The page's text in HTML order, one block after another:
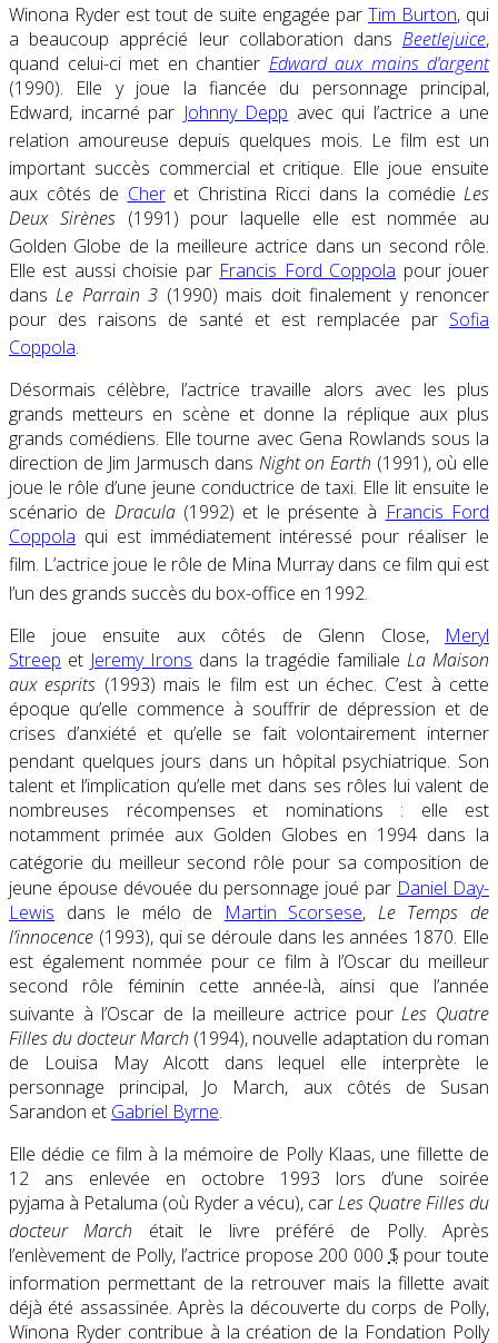
Winona Ryder est tout de suite engagée par Tim Burton, qui
a beaucoup apprécié leur collaboration dans Beetlejuice,
quand celui-ci met en chantier Edward aux mains d’argent
(1990). Elle y joue la fiancée du personnage principal,
Edward, incarné par Johnny Depp avec qui l’actrice a une
relation amoureuse depuis quelques mois. Le film est un
important succès commercial et critique. Elle joue ensuite
aux côtés de Cheret Christina Ricci dans la comédie Les
Deux Sirènes(1991) pour laquelle elle est nommée au
Golden Globe de la meilleure actrice dans un second rôle.
Elle est aussi choisie par Francis Ford Coppola pour jouer
dansLe Parrain 3 (1990) mais doit finalement y renoncer
pour des raisons de santé et est remplacée par Sofia
Coppola.
Désormais célèbre, l’actrice travaille alors avec les plus
grands metteurs en scène et donne la réplique aux plus
grands comédiens. Elle tourne avec Gena Rowlands sous la
direction de Jim Jarmusch dans Night on Earth (1991), où elle
joue le rôle d’une jeune conductrice de taxi. Elle lit ensuite le
scénario de Dracula(1992) et le présente à Francis Ford
Coppola qui est immédiatement intéressé pour réaliser le
film. L’actrice joue le rôle de Mina Murray dans ce film qui est
l’un des grands succès du box-office en 1992.
Elle joue ensuite aux côtés de Glenn Close, Meryl
Streep et Jeremy Irons dans la tragédie familiale La Maison
aux esprits (1993) mais le film est un échec. C’est à cette
époque qu’elle commence à souffrir de dépression et de
crises d’anxiété et qu’elle se fait volontairement interner
pendant quelques jours dans un hôpital psychiatrique. Son
talent et l’implication qu’elle met dans ses rôles lui valent de
nombreuses récompenses et nominations : elle est
notamment primée aux Golden Globes en 1994 dans la
catégorie du meilleur second rôle pour sa composition de
jeune épouse dévouée du personnage joué par Daniel Day-
Lewis dans le mélo de Martin Scorsese, Le Temps de
l’innocence (1993), qui se déroule dans les années 1870. Elle
est également nommée pour ce film à l’Oscar du meilleur
second rôle féminin cette année-là, ainsi que l’année
suivante à l’Oscar de la meilleure actrice pourLes Quatre
Filles du docteur March (1994), nouvelle adaptation du roman
de Louisa May Alcott dans lequel elle interprète le
personnage principal, Jo March, aux côtés de Susan
Sarandon et Gabriel Byrne.
Elle dédie ce film à la mémoire de Polly Klaas, une fillette de
12 ans enlevée en octobre 1993 lors d’une soirée
pyjama à Petaluma (où Ryder a vécu), carLes Quatre Filles du
docteur March était le livre préféré de Polly. Après
l’enlèvement de Polly, l’actrice propose 200 000 $ pour toute
information permettant de la retrouver mais la fillette avait
déjà été assassinée. Après la découverte du corps de Polly,
Winona Ryder contribue à la création de la Fondation Polly